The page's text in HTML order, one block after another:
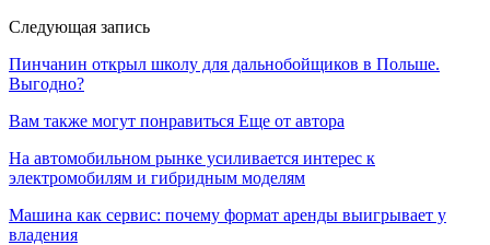
Следующая запись
Пинчанин открыл школу для дальнобойщиков в Польше.
Выгодно?
Вам также могут понравиться Еще от автора
На автомобильном рынке усиливается интерес к
электромобилям и гибридным моделям
Машина как сервис: почему формат аренды выигрывает у
владения